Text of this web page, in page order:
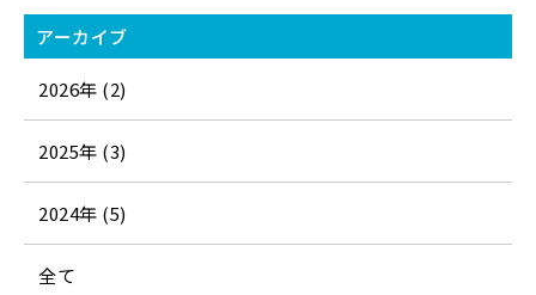
アーカイブ
2026年 (2)
2025年 (3)
2024年 (5)
全て